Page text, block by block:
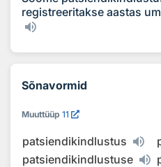
registreeritakse aastas
Sõnavormid
Muuttüüp 11
patsiendikindlustus
patsiendikindlustuse